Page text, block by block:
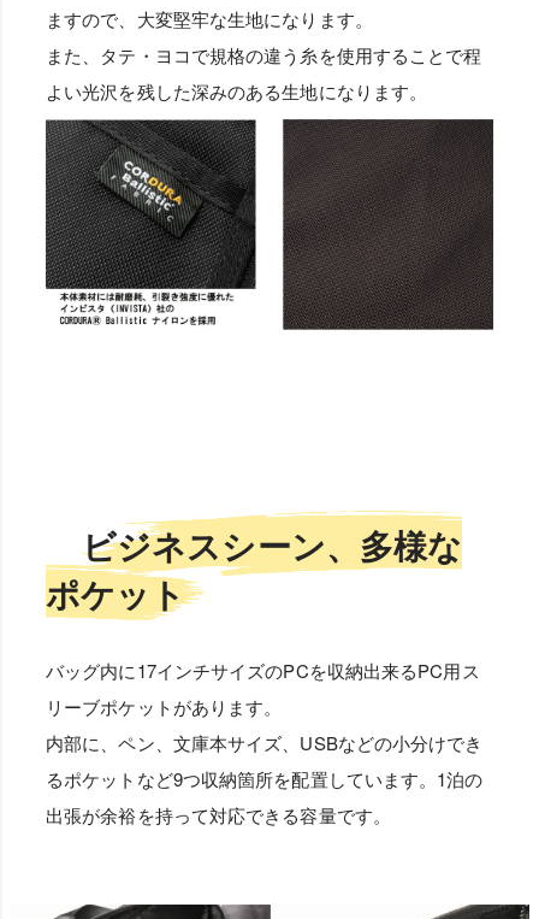
ますので、大変堅牢な生地になります。
また、タテ・ヨコで規格の違う糸を使用することで程
よい光沢を残した深みのある生地になります。
ビジネスシーン、多様な
ポケット
バッグ内に17インチサイズのPCを収納出来るPC用ス
リーブポケットがあります。
内部に、ペン、文庫本サイズ、USBなどの小分けでき
るポケットなど9つ収納箇所を配置しています。1泊の
出張が余裕を持って対応できる容量です。